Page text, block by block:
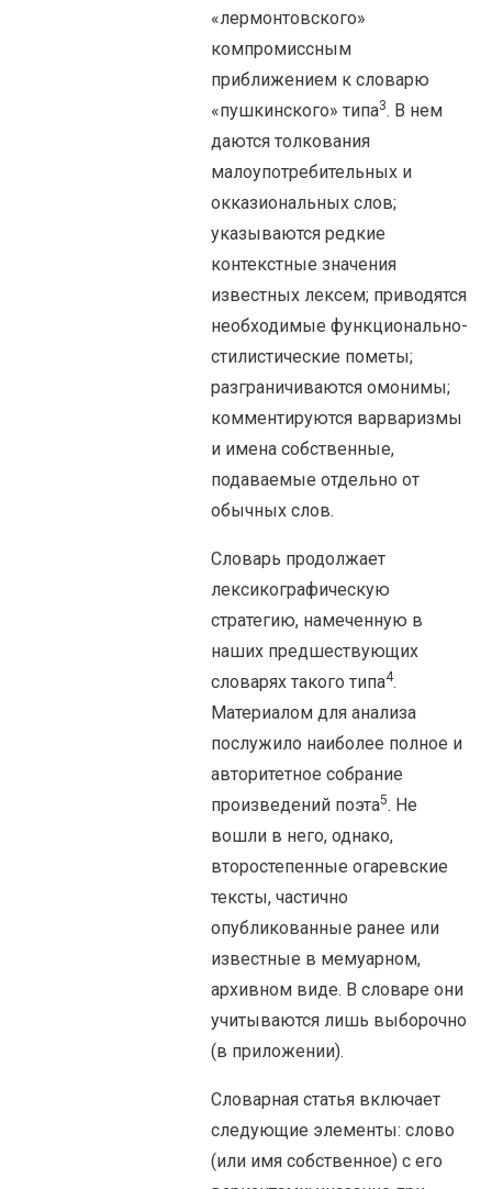
«лермонтовского»
компромиссным
приближением к словарю
«пушкинского» типа3. В нем
даются толкования
малоупотребительных и
окказиональных слов;
указываются редкие
контекстные значения
известных лексем; приводятся
необходимые функционально-
стилистические пометы;
разграничиваются омонимы;
комментируются варваризмы
и имена собственные,
подаваемые отдельно от
обычных слов.
Словарь продолжает
лексикографическую
стратегию, намеченную в
наших предшествующих
словарях такого типа4.
Материалом для анализа
послужило наиболее полное и
авторитетное собрание
произведений поэта5. Не
вошли в него, однако,
второстепенные огаревские
тексты, частично
опубликованные ранее или
известные в мемуарном,
архивном виде. В словаре они
учитываются лишь выборочно
(в приложении).
Словарная статья включает
следующие элементы: слово
(или имя собственное) с его